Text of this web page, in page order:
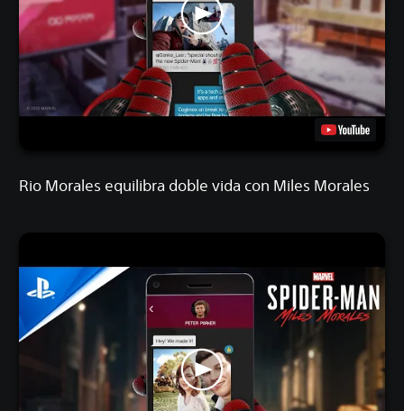
Rio Morales equilibra doble vida con Miles Morales